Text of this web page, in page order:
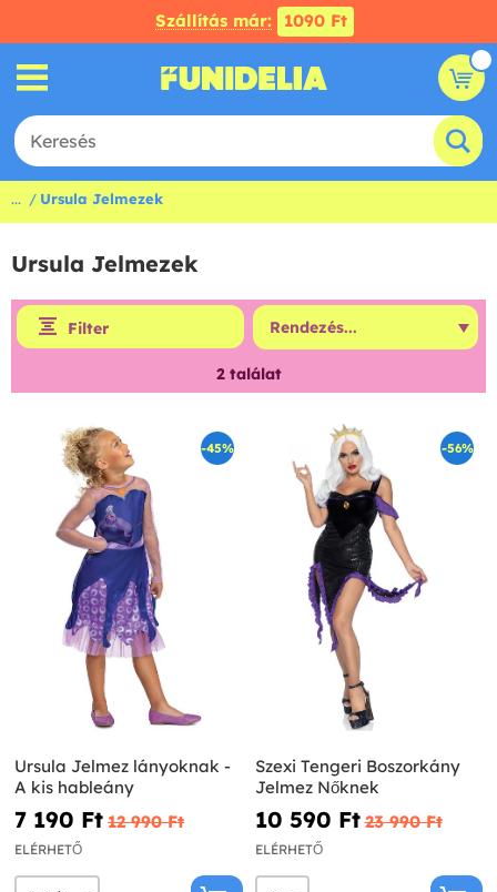
Szállítás már: 1090 Ft
... Ursula Jelmezek
Ursula Jelmezek
Filter
2találat
-45%
Ursula Jelmez lányoknak -
A kis hableány
7 190 Ft‎ 12 990 Ft‎
ELÉRHETŐ
-56%
Szexi Tengeri Boszorkány
Jelmez Nőknek
10 590 Ft‎ 23 990 Ft‎
ELÉRHETŐ